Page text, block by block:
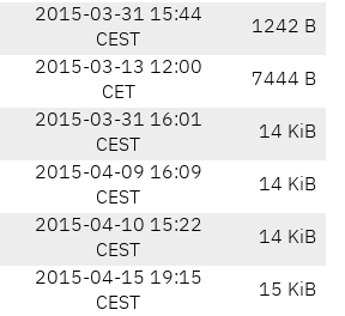
2015-03-31 15:44
CEST
1242 B
2015-03-13 12:00
CET
7444 B
2015-03-31 16:01
CEST
14 KiB
2015-04-09 16:09
CEST
14 KiB
2015-04-10 15:22
CEST
14 KiB
2015-04-15 19:15
CEST
15 KiB